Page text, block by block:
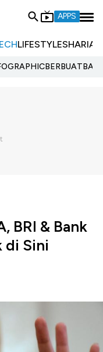
APPS
LIFESTYLESHARIA
BRI & Bank
di Sini